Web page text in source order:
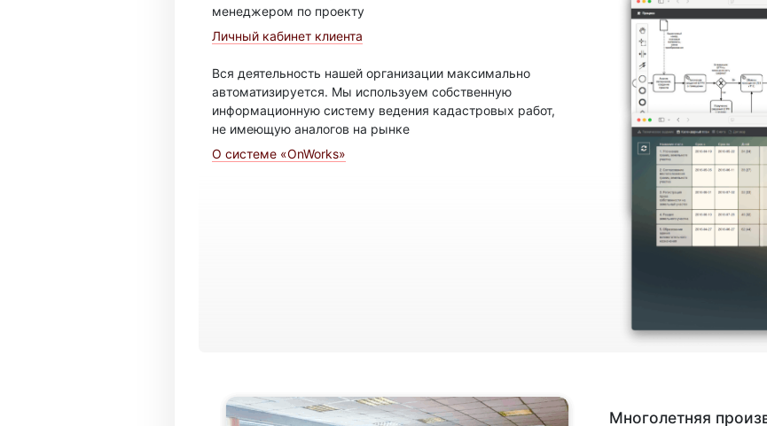
менеджером по проекту
Личный кабинет клиента
Вся деятельность нашей организации максимально
автоматизируется. Мы используем собственную
информационную систему ведения кадастровых работ,
не имеющую аналогов на рынке
О системе «OnWorks»
Многолетняя